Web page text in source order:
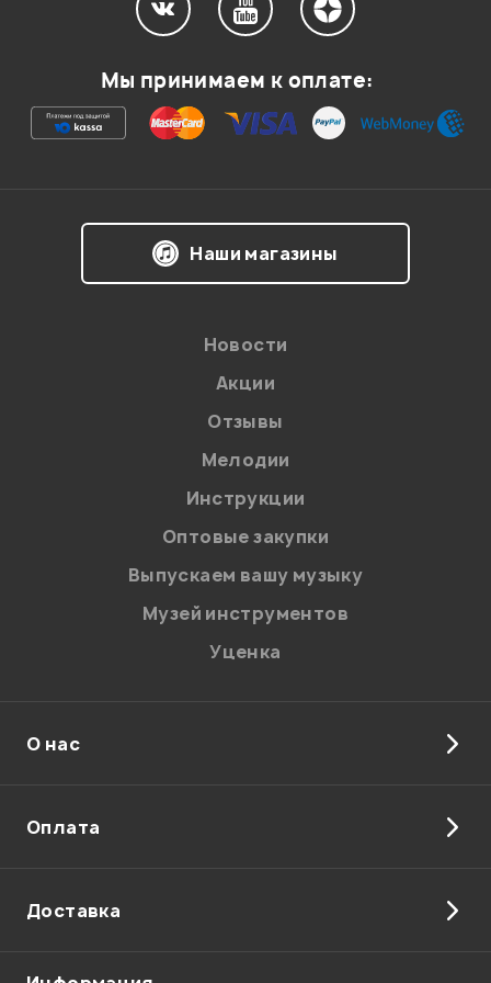
Ваша оценка:
на обработку персональных данных в
Политикой в отношении обработки
персональных данных.
Введите проверочное число:
Отправить
Мы принимаем к оплате:
Наши магазины
Новости
Акции
Отзывы
Мелодии
Инструкции
Оптовые закупки
Выпускаем вашу музыку
Музей инструментов
Уценка
О нас
Оплата
Доставка